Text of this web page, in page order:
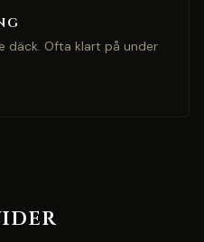
däck. Ofta klart på under